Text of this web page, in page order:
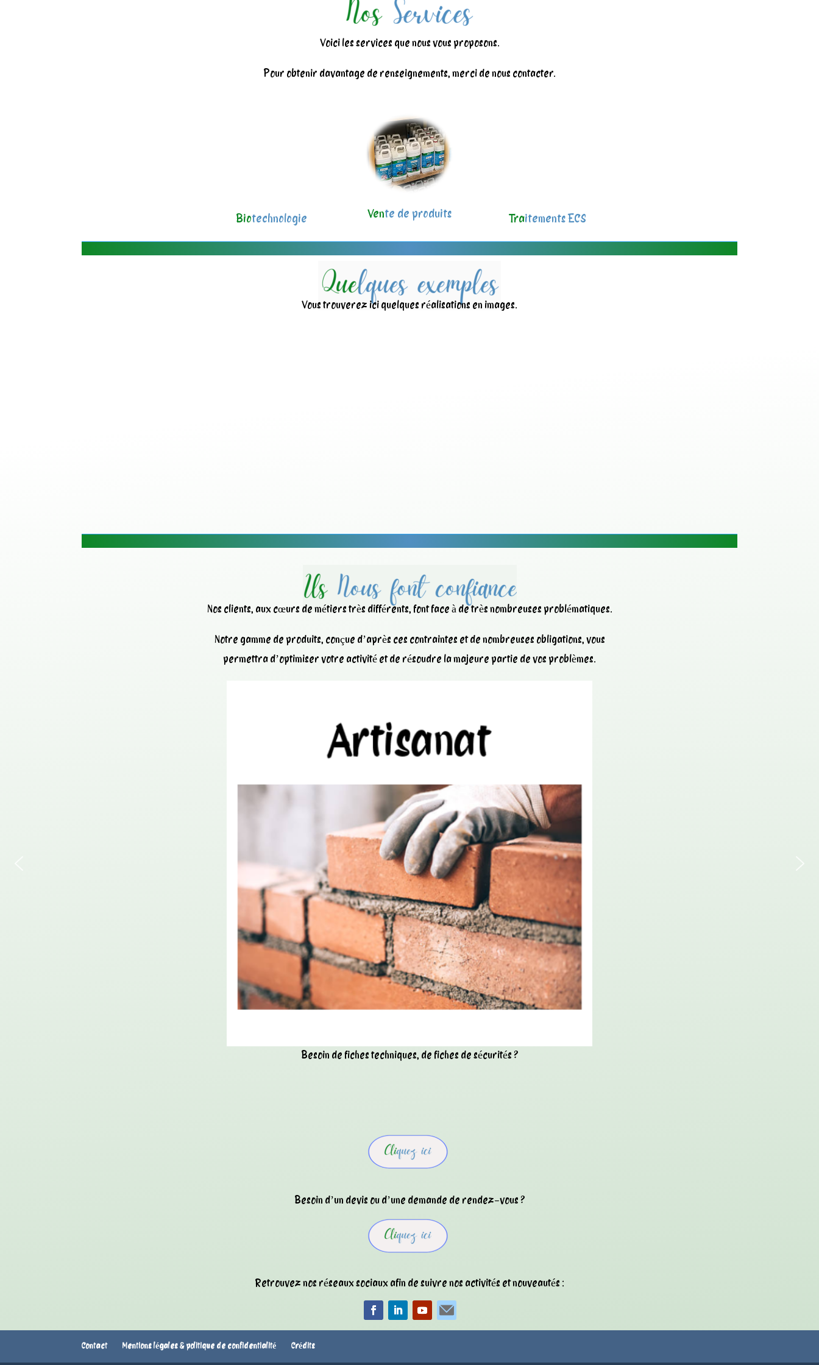
Voici les services que nous vous proposons.
Pour obtenir davantage de renseignements, merci de nous contacter.
Biotechnologie Vente de produits Traitements ECS
Vous trouverez ici quelques réalisations en images.
Nos clients, aux cœurs de métiers très différents, font face à de très nombreuses problématiques.
Notre gamme de produits, conçue d’après ces contraintes et de nombreuses obligations, vous
permettra d’optimiser votre activité et de résoudre la majeure partie de vos problèmes.
Besoin de fiches techniques, de fiches de sécurités ?
Besoin d’un devis ou d’une demande de rendez-vous ?
Retrouvez nos réseaux sociaux afin de suivre nos activités et nouveautés :
Contact Mentions légales & politique de confidentialité Crédits